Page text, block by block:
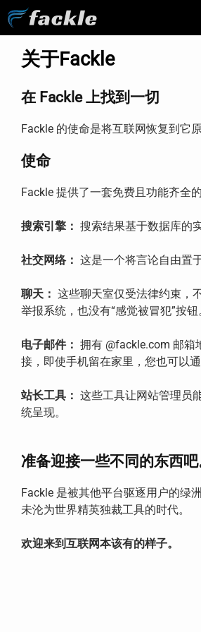
关于Fackle
在 Fackle 上找到一切
Fackle 的使命是将互联网恢复到它
使命
Fackle 提供了一套免费且功能齐全
搜索引擎： 搜索结果基于数据库的
社交网络： 这是一个将言论自由置
聊天： 这些聊天室仅受法律约束，
举报系统，也没有“感觉被冒犯”按钮
电子邮件： 拥有 @fackle.com 邮
接，即使手机留在家里，您也可以
站长工具： 这些工具让网站管理员
统呈现。
准备迎接一些不同的东西吧
Fackle 是被其他平台驱逐用户的绿
未沦为世界精英独裁工具的时代。
欢迎来到互联网本该有的样子。